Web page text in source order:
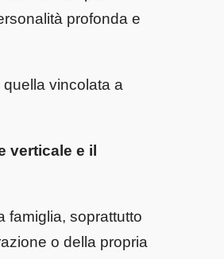
profonda e
quella vincolata a
verticale e il
famiglia, soprattutto
o della propria